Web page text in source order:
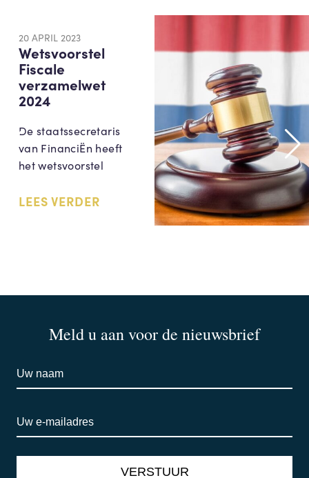
20 APRIL 2023
Wetsvoorstel
Fiscale
verzamelwet
2024
De staatssecretaris
van FinanciËn heeft
het wetsvoorstel
LEES VERDER
Meld u aan voor de nieuwsbrief